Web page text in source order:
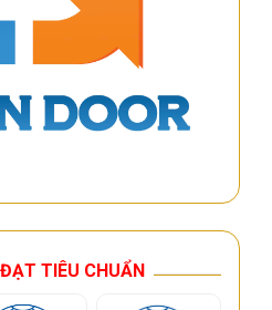
TIÊU CHUẨN